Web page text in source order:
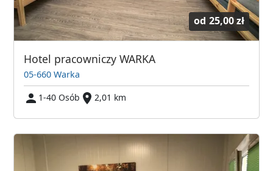
od 25,00 zł
Hotel pracowniczy WARKA
05-660 Warka
1-40 Osób
2,01 km